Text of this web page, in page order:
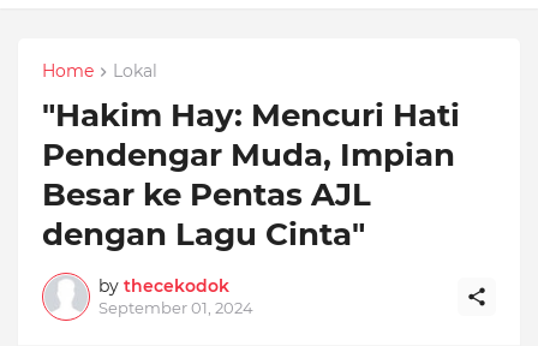
Home Lokal
"Hakim Hay: Mencuri Hati
Pendengar Muda, Impian
Besar ke Pentas AJL
dengan Lagu Cinta"
by thecekodok
September 01, 2024